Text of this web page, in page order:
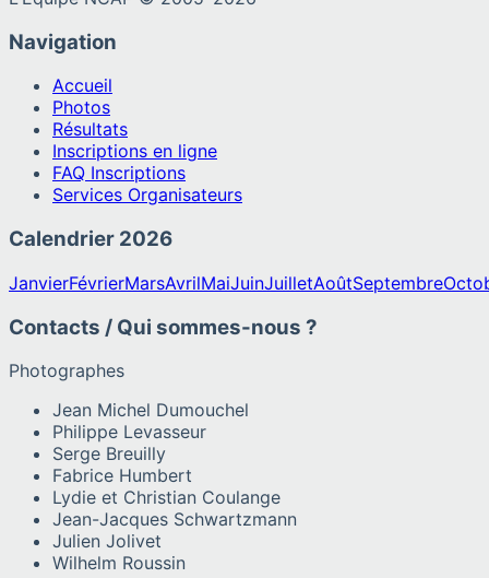
Navigation
Accueil
Photos
Résultats
Inscriptions en ligne
FAQ Inscriptions
Services Organisateurs
Calendrier 2026
JanvierFévrierMarsAvrilMaiJuinJuilletAoûtSeptembre
Contacts / Qui sommes-nous ?
Photographes
Jean Michel Dumouchel
Philippe Levasseur
Serge Breuilly
Fabrice Humbert
Lydie et Christian Coulange
Jean-Jacques Schwartzmann
Julien Jolivet
Wilhelm Roussin